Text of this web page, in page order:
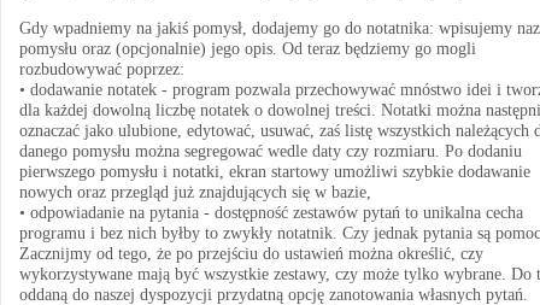
Gdy wpadniemy na jakiś pomysł, dodajemy go do notatnika: wpisujemy
pomysłu oraz (opcjonalnie) jego opis. Od teraz będziemy go mogli
rozbudowywać poprzez:
• dodawanie notatek - program pozwala przechowywać mnóstwo idei i
dla każdej dowolną liczbę notatek o dowolnej treści. Notatki można
oznaczać jako ulubione, edytować, usuwać, zaś listę wszystkich należących
danego pomysłu można segregować wedle daty czy rozmiaru. Po dodaniu
pierwszego pomysłu i notatki, ekran startowy umożliwi szybkie dodawanie
nowych oraz przegląd już znajdujących się w bazie,
• odpowiadanie na pytania - dostępność zestawów pytań to unikalna cecha
programu i bez nich byłby to zwykły notatnik. Czy jednak pytania są
Zacznijmy od tego, że po przejściu do ustawień można określić, czy
wykorzystywane mają być wszystkie zestawy, czy może tylko wybrane. Do
oddaną do naszej dyspozycji przydatną opcję zanotowania własnych pytań.